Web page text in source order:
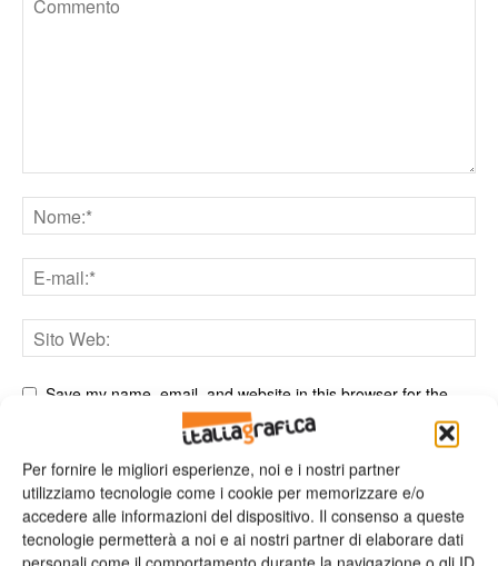
Per fornire le migliori esperienze, noi e i nostri partner
utilizziamo tecnologie come i cookie per memorizzare e/o
accedere alle informazioni del dispositivo. Il consenso a queste
tecnologie permetterà a noi e ai nostri partner di elaborare dati
Save my name, email, and website in this browser for the